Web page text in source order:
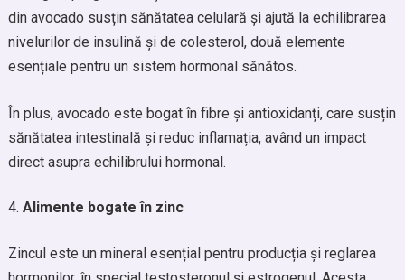
din avocado susțin sănătatea celulară și ajută la echilibrarea
nivelurilor de insulină și de colesterol, două elemente
esențiale pentru un sistem hormonal sănătos.
În plus, avocado este bogat în fibre și antioxidanți, care susțin
sănătatea intestinală și reduc inflamația, având un impact
direct asupra echilibrului hormonal.
Alimente bogate în zinc
Zincul este un mineral esențial pentru producția și reglarea